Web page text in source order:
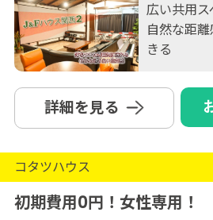
広い共用ス
自然な距
きる
詳細を見る
コタツハウス
初期費用0円！女性専用！